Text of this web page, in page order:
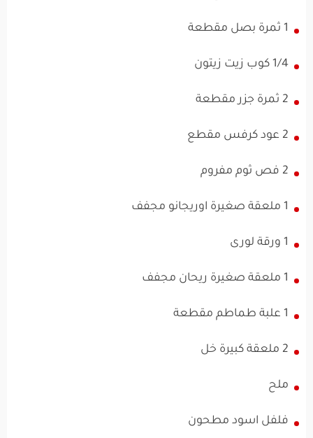
1 ثمرة بصل مقطعة
1/4 كوب زيت زيتون
2 ثمرة جزر مقطعة
2 عود كرفس مقطع
2 فص ثوم مفروم
1 ملعقة صغيرة اوريجانو مجفف
1 ورقة لورى
1 ملعقة صغيرة ريحان مجفف
1 علبة طماطم مقطعة
2 ملعقة كبيرة خل
ملح
فلفل اسود مطحون